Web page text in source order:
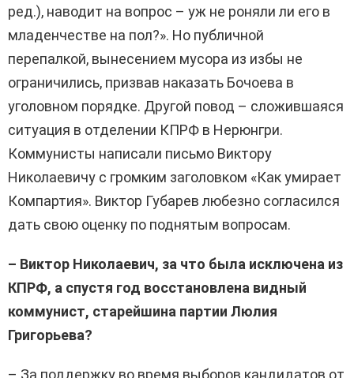
ред.), наводит на вопрос – уж не роняли ли его в
младенчестве на пол?». Но публичной
перепалкой, вынесением мусора из избы не
ограничились, призвав наказать Бочоева в
уголовном порядке. Другой повод – сложившаяся
ситуация в отделении КПРФ в Нерюнгри.
Коммунисты написали письмо Виктору
Николаевичу с громким заголовком «Как умирает
Компартия». Виктор Губарев любезно согласился
дать свою оценку по поднятым вопросам.
– Виктор Николаевич, за что была исключена из
КПРФ, а спустя год восстановлена видный
коммунист, старейшина партии Люлия
Григорьева?
– За поддержку во время выборов кандидатов от